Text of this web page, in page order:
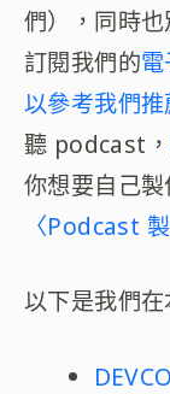
們），同時也
訂閱我們的
以參考我們推
聽 podcast，
你想要自己
〈Podcast
以下是我們在